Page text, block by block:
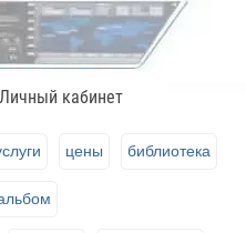
Личный кабинет
цены библиотека